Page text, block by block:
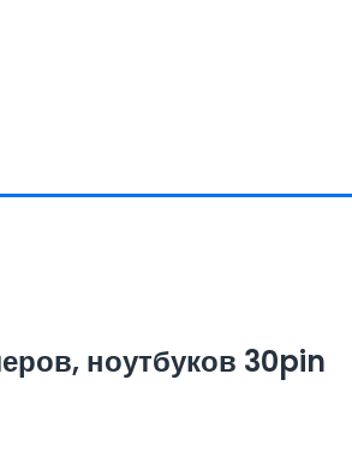
ноутбуков 30pin